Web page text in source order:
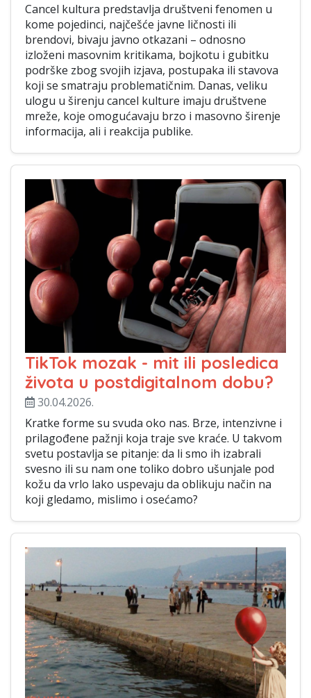
Cancel kultura predstavlja društveni fenomen u
kome pojedinci, najčešće javne ličnosti ili
brendovi, bivaju javno otkazani – odnosno
izloženi masovnim kritikama, bojkotu i gubitku
podrške zbog svojih izjava, postupaka ili stavova
koji se smatraju problematičnim. Danas, veliku
ulogu u širenju cancel kulture imaju društvene
mreže, koje omogućavaju brzo i masovno širenje
informacija, ali i reakcija publike.
TikTok mozak - mit ili posledica
života u postdigitalnom dobu?
30.04.2026.
Kratke forme su svuda oko nas. Brze, intenzivne i
prilagođene pažnji koja traje sve kraće. U takvom
svetu postavlja se pitanje: da li smo ih izabrali
svesno ili su nam one toliko dobro ušunjale pod
kožu da vrlo lako uspevaju da oblikuju način na
koji gledamo, mislimo i osećamo?